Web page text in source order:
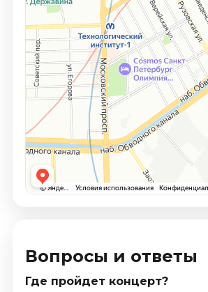
Вопросы и ответы
Где пройдет концерт?